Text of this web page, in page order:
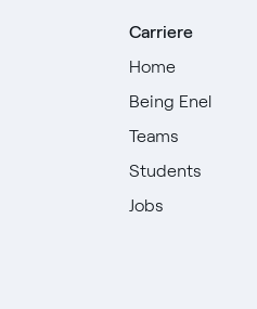
Carriere
Home
Being Enel
Teams
Students
Jobs